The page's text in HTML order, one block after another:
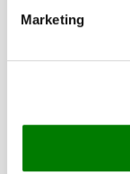
Marketing